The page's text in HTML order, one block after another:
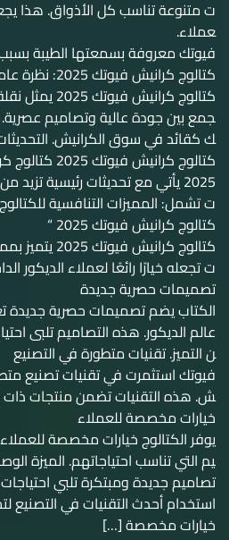
ت متنوعة تناسب كل الأذواق. هذا
عملاء.
فيوتك معروفة بسمعتها الطيبة
كتالوج كرانيش
كتالوج
جمع بين جودة عالية وتصاميم عصرية.
ك كقائد في سوق الكرانيش.
كتالوج كرانيش
2025 يأتي مع تحديثات رئيسية
ت تشمل: المميزات التنافسية
كتالوج كرانيش فيوتك 2025 “
كتالوج كرانيش
ت تجعله خيارًا رائعًا لعملاء الديكور
تصميمات حصرية جديدة
الكتاب يضم تصميمات حصرية
عالم الديكور. هذه التصاميم تلبى
ن التميز. تقنيات متطورة في التصنيع
فيوتك استثمرت في تقنيات تصنيع
ش. هذه التقنيات تضمن منتجات ذات
خيارات مخصصة للعملاء
يوفر الكتالوج خيارات مخصصة
يم التي تناسب احتياجاتهم. الميزة
تصاميم جديدة ومبتكرة تلبي
استخدام أحدث التقنيات في التصنيع
خيارات مخصصة […]